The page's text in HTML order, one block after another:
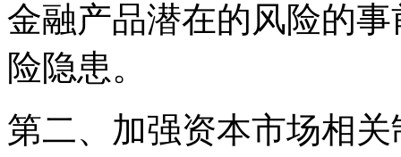
金融产品潜在的风险的
险隐患。
第二、加强资本市场相